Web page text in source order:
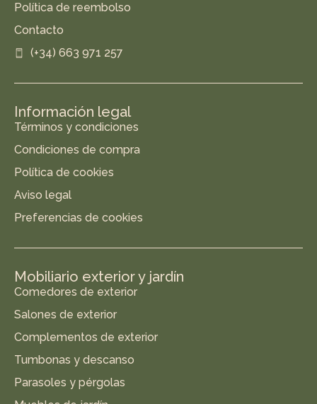
Política de reembolso
Contacto
(+34) 663 971 257
Información legal
Términos y condiciones
Condiciones de compra
Política de cookies
Aviso legal
Preferencias de cookies
Mobiliario exterior y jardín
Comedores de exterior
Salones de exterior
Complementos de exterior
Tumbonas y descanso
Parasoles y pérgolas